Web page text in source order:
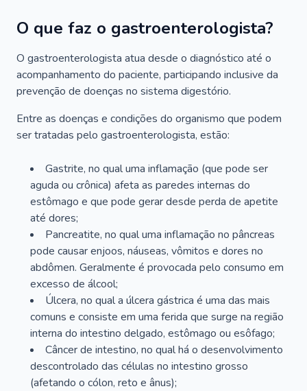
O que faz o gastroenterologista?
O gastroenterologista atua desde o diagnóstico até o
acompanhamento do paciente, participando inclusive da
prevenção de doenças no sistema digestório.
Entre as doenças e condições do organismo que podem
ser tratadas pelo gastroenterologista, estão:
Gastrite, no qual uma inflamação (que pode ser
aguda ou crônica) afeta as paredes internas do
estômago e que pode gerar desde perda de apetite
até dores;
Pancreatite, no qual uma inflamação no pâncreas
pode causar enjoos, náuseas, vômitos e dores no
abdômen. Geralmente é provocada pelo consumo em
excesso de álcool;
Úlcera, no qual a úlcera gástrica é uma das mais
comuns e consiste em uma ferida que surge na região
interna do intestino delgado, estômago ou esôfago;
Câncer de intestino, no qual há o desenvolvimento
descontrolado das células no intestino grosso
(afetando o cólon, reto e ânus);